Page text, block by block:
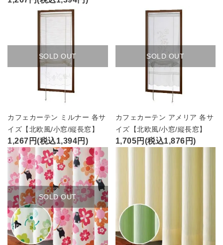
SOLD OUT
カフェカーテン ミルナー 各サ
イズ【北欧風/小窓/縦長窓】
1,267円(税込1,394円)
SOLD OUT
カフェカーテン アメリア 各サ
イズ【北欧風/小窓/縦長窓】
1,705円(税込1,876円)
SOLD OUT